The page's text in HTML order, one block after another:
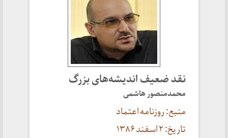
نقد ضعیف اندیشه‌های بزرگ
محمدمنصور هاشمی
منبع: روزنامه اعتماد
تاریخ: ۲ اسفند ۱۳۸۶